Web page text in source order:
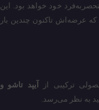
خود خواهد بود. این
عرضه‌اش تاکنون چندین بار
ترکیبی از
آیپد تاشو و